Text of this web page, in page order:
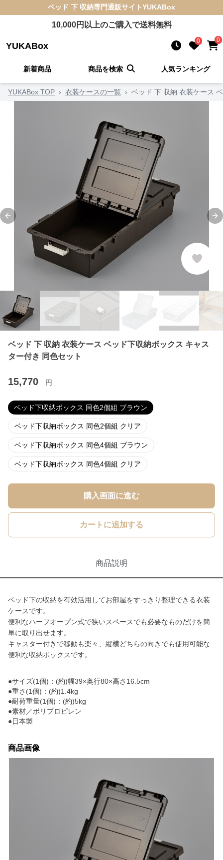
ベッド 下 収納専門通販サイトYUKABox
10,000円以上のご購入で送料無料
YUKABox 0 0
新着商品 商品を検索 人気ランキング
YUKABox TOP › 衣装ケースの一覧 › ベッド 下 収納 衣装ケース
Previous slide
ベッド 下 収納 衣装ケース ベッド下収納ボックス キャス
ター付き 同色セット
15,770 円
ベッド下収納ボックス 同色2個組 ブラウン
ベッド下収納ボックス 同色2個組 クリア
ベッド下収納ボックス 同色4個組 ブラウン
ベッド下収納ボックス 同色4個組 クリア
購入画面に進む
カートに追加する
商品説明
ベッド下の収納を有効活用してお部屋をすっきり整理できる衣装
ケースです。
便利なハーフオープン式で狭いスペースでも必要なものだけを簡
単に取り出せます。
キャスター付きで移動も楽々、縦横どちらの向きでも使用可能な
便利な収納ボックスです。
●サイズ(1個)：(約)幅39×奥行80×高さ16.5cm
●重さ(1個)：(約)1.4kg
●耐荷重量(1個)：(約)5kg
●素材／ポリプロピレン
●日本製
商品画像